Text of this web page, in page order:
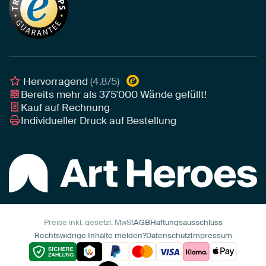
Leinwand
Leinwand für draußen
Tipps von unseren Botschaftern
Individuelle Einrichtungsberatung
Unser Team
Botschafter
Awards und Preise
Art Heroes App
Hervorragend(4.8/5)
Bereits mehr als375'000Wände gefüllt!
Kauf auf Rechnung
Individueller Druck auf Bestellung
Preise inkl. gesetzl. MwStAGBHaftungsausschluss
Rechtswidrige Inhalte melden?DatenschutzImpressum